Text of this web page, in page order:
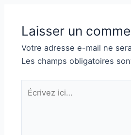
Laisser un
Votre adresse e-mail ne
Les champs obligatoires
Écrivez
ici…